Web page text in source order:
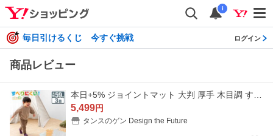
i
毎日引けるくじ 今すぐ挑戦 ログイン
商品レビュー
5,499円
タンスのゲン Design the Future